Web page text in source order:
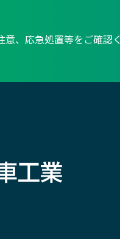
、応急処置等をご確認く